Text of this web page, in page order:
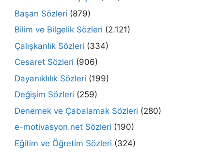
Başarı Sözleri (879)
Bilim ve Bilgelik Sözleri (2.121)
Çalışkanlık Sözleri (334)
Cesaret Sözleri (906)
Dayanıklılık Sözleri (199)
Değişim Sözleri (259)
Denemek ve Çabalamak Sözleri (280)
e-motivasyon.net Sözleri (190)
Eğitim ve Öğretim Sözleri (324)